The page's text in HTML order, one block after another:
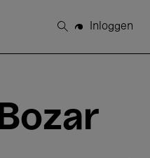
Zoeken
Inloggen